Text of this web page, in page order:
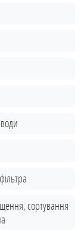
сортування